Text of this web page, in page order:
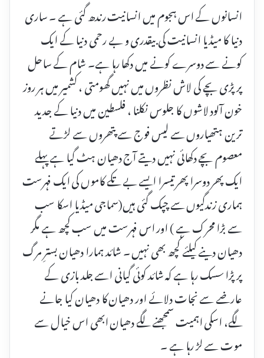
انسانوں کے اس ہجوم میں انسانیت رندھ گئی ہے ۔ ساری
دنیا کا میڈیا انسانیت کی بیقدری و بے رحمی دنیا کے ایک
کونے سے دوسرے کونے میں دکھا رہا ہے۔ شام کے ساحل
پر پڑی بچے کی لاش نظروں میں نہیں گھومتی ، کشمیر میں ہر روز
خون آلود لاشوں کا جلوس نکلنا ، فلسطین میں دنیا کے جدید
ترین ہتھیاروں سے لیس فوج سے پتھروں سے لڑتے
معصوم بچے دکھائی نہیں دیتے آج دھیان ہٹ گیا ہے پہلے
ایک پھر دوسرا پھر تیسرا ایسے بے تکے کاموں کی ایک فہرست
ہماری زندگیوں سے چپک گئی ہیں(سماجی میڈیا اسکا سب
سے بڑا محرک ہے ) اور اس فہرست میں سب کچھ ہے مگر
دھیان دینے کیلئے کچھ بھی نہیں ۔ شائد ہمارا دھیان بسترِ مرگ
پر پڑا سسک رہا ہے کہ شائد کوئی گیانی اسے جلد بازی کے
عارضے سے نجات دلائے اور دھیان کا دھیان کیا جانے
لگے، اسکی اہمیت سمجھنے لگے دھیان ابھی اس خیال سے
موت سے لڑ رہا ہے ۔